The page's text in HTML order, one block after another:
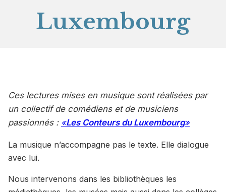
Luxembourg
Ces lectures mises en musique sont réalisées par
un collectif de comédiens et de musiciens
passionnés : «Les Conteurs du Luxembourg»
La musique n’accompagne pas le texte. Elle dialogue
avec lui.
Nous intervenons dans les bibliothèques les